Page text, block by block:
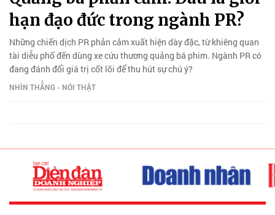
hạn đạo đức trong ngành PR?
Những chiến dịch PR phản cảm xuất hiện dày đặc, từ khiêng quan
tài diễu phố đến dùng xe cứu thương quảng bá phim. Ngành PR có
đang đánh đổi giá trị cốt lõi để thu hút sự chú ý?
NHÌN THẲNG - NÓI THẬT